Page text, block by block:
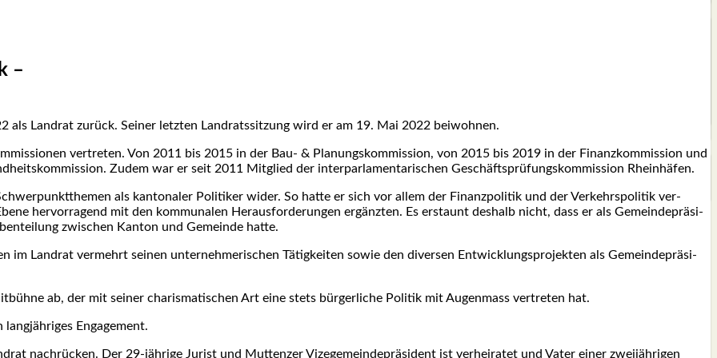
–
Land­rat zurück. Sei­ner letz­ten Land­rats­sit­zung wird er am 19. Mai 2022 bei­woh­nen.
ver­tre­ten. Von 2011 bis 2015 in der Bau- & Pla­nungs­kom­mis­si­on, von 2015 bis 2019 in der Finanz­kom­mis­si­on und
Zudem war er seit 2011 Mit­glied der inter­par­la­men­ta­ri­schen Geschäfts­prü­fungs­kom­mis­si­on Rhein­hä­fen.
als kan­to­na­ler Poli­ti­ker wider. So hat­te er sich vor allem der Finanz­po­li­tik und der Ver­kehrs­po­li­tik ver­
her­vor­ra­gend mit den kom­mu­na­len Her­aus­for­de­run­gen ergänz­ten. Es erstaunt des­halb nicht, dass er als Gemein­de­prä­si­
zwi­schen Kan­ton und Gemein­de hat­te.
im Land­rat ver­mehrt sei­nen unter­neh­me­ri­schen Tätig­kei­ten sowie den diver­sen Ent­wick­lungs­pro­jek­ten als Gemein­de­prä­si­
ab, der mit sei­ner cha­ris­ma­ti­schen Art eine stets bür­ger­li­che Poli­tik mit Augen­mass ver­tre­ten hat.
Enga­ge­ment.
nach­rü­cken. Der 29-jäh­ri­ge Jurist und Mut­ten­zer Vize­ge­mein­de­prä­si­dent ist ver­hei­ra­tet und Vater einer zwei­jäh­ri­gen